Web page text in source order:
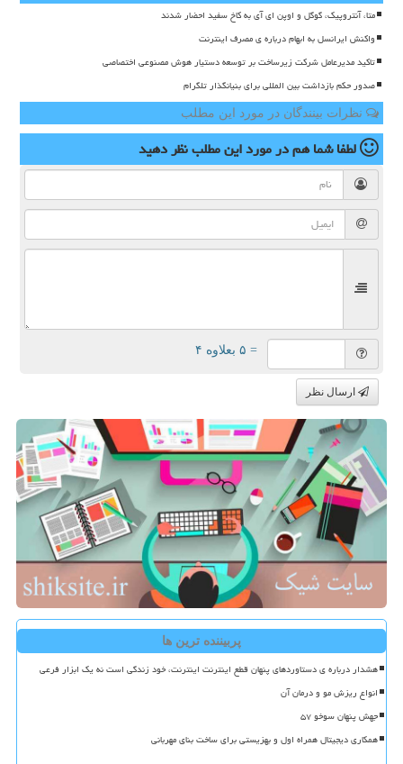
متا، آنتروپیک، گوگل و اوپن ای آی به کاخ سفید احضار شدند
واکنش ایرانسل به ابهام درباره ی مصرف اینترنت
تاکید مدیرعامل شرکت زیرساخت بر توسعه دستیار هوش مصنوعی اختصاصی
صدور حکم بازداشت بین المللی برای بنیانگذار تلگرام
نظرات بینندگان در مورد این مطلب
لطفا شما همدر مورد این مطلبنظر دهید
= ۵ بعلاوه ۴
ارسال نظر
پربیننده ترین ها
هشدار درباره ی دستاوردهای پنهان قطع اینترنت اینترنت، خود زندگی است نه یک ابزار فرعی
انواع ریزش مو و درمان آن
جهش پنهان سوخو ۵۷
همکاری دیجیتال همراه اول و بهزیستی برای ساخت بنای مهربانی